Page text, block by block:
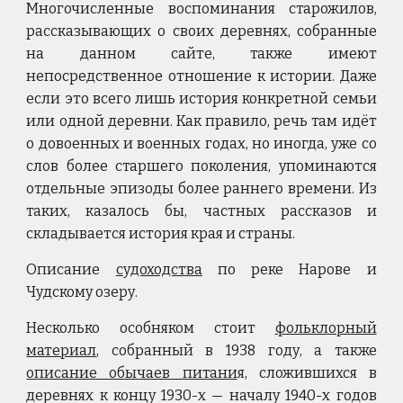
Многочисленные воспоминания старожилов,
рассказывающих о своих деревнях, собранные
на данном сайте, также имеют
непосредственное отношение к истории. Даже
если это всего лишь история конкретной семьи
или одной деревни. Как правило, речь там идёт
о довоенных и военных годах, но иногда, уже со
слов более старшего поколения, упоминаются
отдельные эпизоды более раннего времени. Из
таких, казалось бы, частных рассказов и
складывается история края и страны.
Описание судоходствапо реке Нарове и
Чудскому озеру.
Несколько особняком стоит фольклорный
материал, собранный в 1938 году, а также
описание обычаев питания, сложившихся в
деревнях к концу 1930-х — началу 1940-х годов